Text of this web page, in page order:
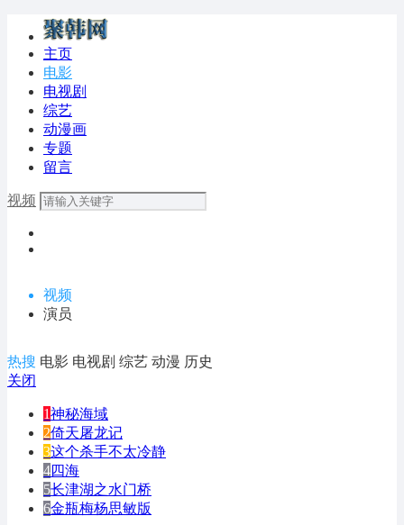
主页
电影
电视剧
综艺
动漫画
专题
留言
视频
视频
演员
热搜 电影 电视剧 综艺 动漫 历史
关闭
1神秘海域
2倚天屠龙记
3这个杀手不太冷静
4四海
5长津湖之水门桥
6金瓶梅杨思敏版